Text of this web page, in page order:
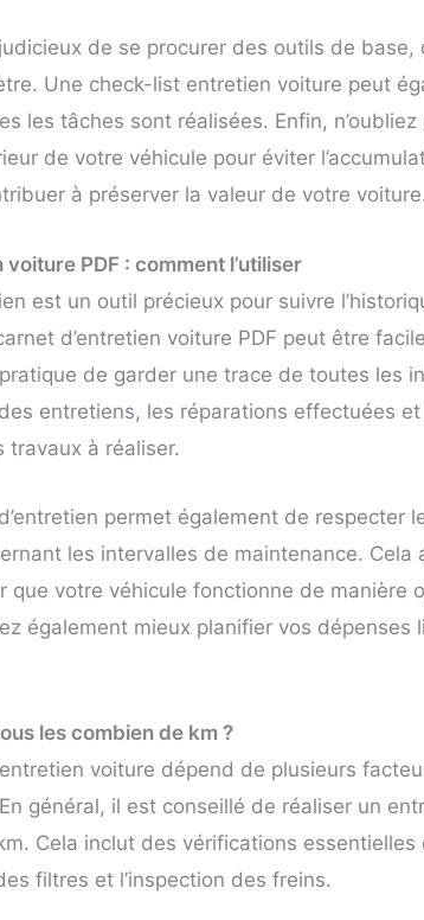
de se procurer des outils de base,
Une check-list entretien voiture peut
les tâches sont réalisées. Enfin,
de votre véhicule pour éviter
à préserver la valeur de votre
voiture PDF : comment l’utiliser
est un outil précieux pour suivre
d’entretien voiture PDF peut être
de garder une trace de toutes les
entretiens, les réparations effectuées
travaux à réaliser.
permet également de respecter
les intervalles de maintenance. Cela
que votre véhicule fonctionne de manière
également mieux planifier vos dépenses
les combien de km ?
voiture dépend de plusieurs
général, il est conseillé de réaliser un
Cela inclut des vérifications essentielles
filtres et l’inspection des freins.